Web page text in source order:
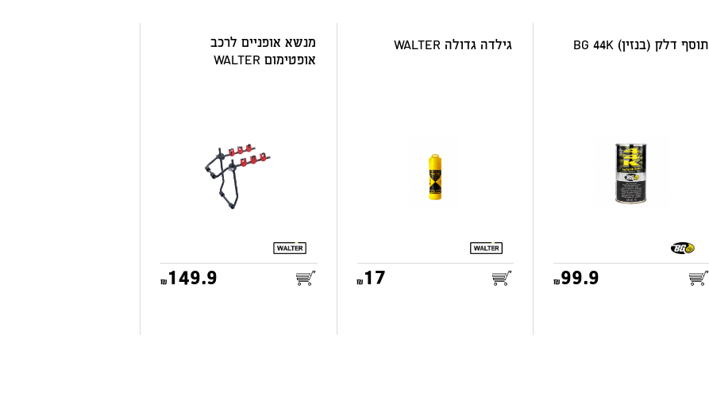
תוסף דלק (בנזין) BG 44K
99.9
גילדה גדולה WALTER
17
מנשא אופניים לרכב
אופטימום WALTER
149.9